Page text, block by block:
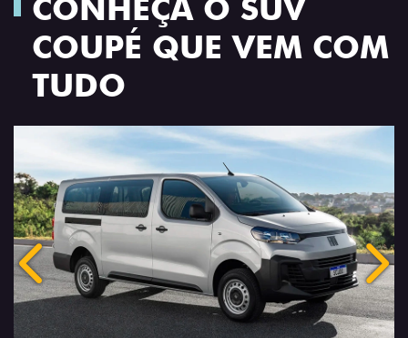
COUPÉ QUE VEM COM
TUDO
Anterior